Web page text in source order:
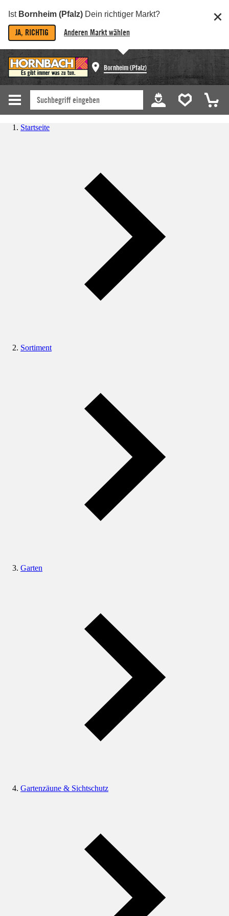
Ist Bornheim (Pfalz) Dein richtiger Markt?
JA, RICHTIG Anderen Markt wählen
Bornheim (Pfalz)
Startseite
Sortiment
Garten
Gartenzäune & Sichtschutz